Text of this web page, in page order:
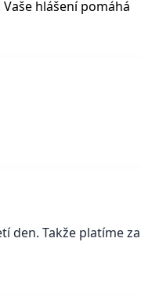
hlášení pomáhá
Takže platíme